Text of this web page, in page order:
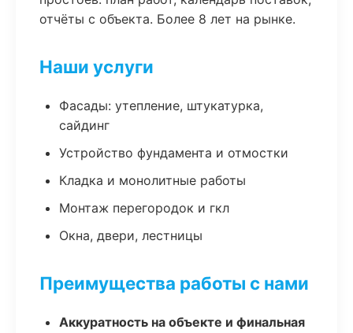
отчёты с объекта. Более 8 лет на рынке.
Наши услуги
Фасады: утепление, штукатурка,
сайдинг
Устройство фундамента и отмостки
Кладка и монолитные работы
Монтаж перегородок и гкл
Окна, двери, лестницы
Преимущества работы с нами
Аккуратность на объекте и финальная